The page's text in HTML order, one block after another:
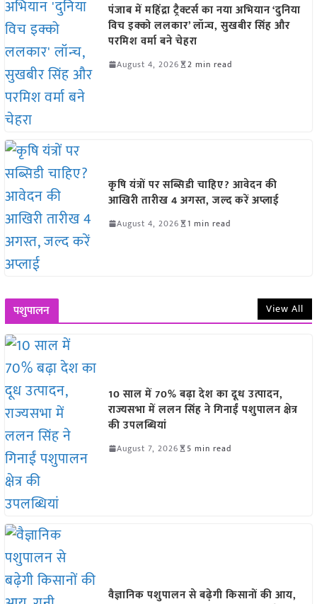
पंजाब में महिंद्रा ट्रैक्टर्स का नया अभियान ‘दुनिया
विच इक्को ललकार’ लॉन्च, सुखबीर सिंह और
परमिश वर्मा बने चेहरा
August 4, 2026 2 min read
कृषि यंत्रों पर सब्सिडी चाहिए? आवेदन की
आखिरी तारीख 4 अगस्त, जल्द करें अप्लाई
August 4, 2026 1 min read
पशुपालन View All
10 साल में 70% बढ़ा देश का दूध उत्पादन,
राज्यसभा में ललन सिंह ने गिनाईं पशुपालन क्षेत्र
की उपलब्धियां
August 7, 2026 5 min read
वैज्ञानिक पशुपालन से बढ़ेगी किसानों की आय,